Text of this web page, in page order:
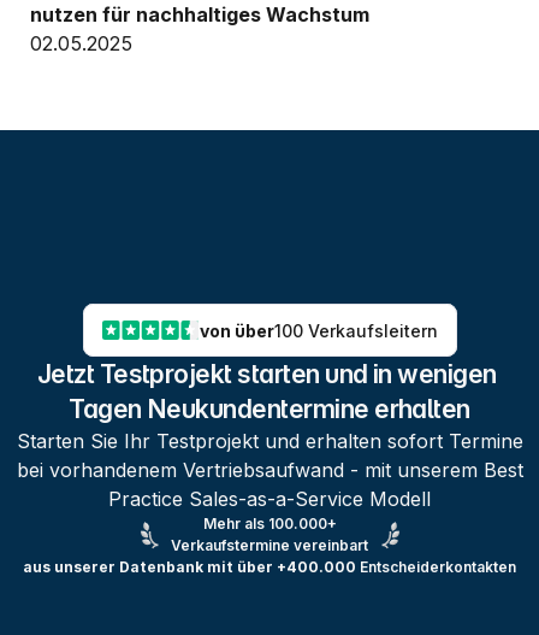
nutzen für nachhaltiges Wachstum
02.05.2025
von über100 Verkaufsleitern
Jetzt Testprojekt starten und in wenigen
Tagen Neukundentermine erhalten
Starten Sie Ihr Testprojekt und erhalten sofort Termine
bei vorhandenem Vertriebsaufwand - mit unserem Best
Practice Sales-as-a-Service Modell
Mehr als 100.000+
Verkaufstermine vereinbart
aus unserer Datenbank mit über +400.000 Entscheiderkontakten